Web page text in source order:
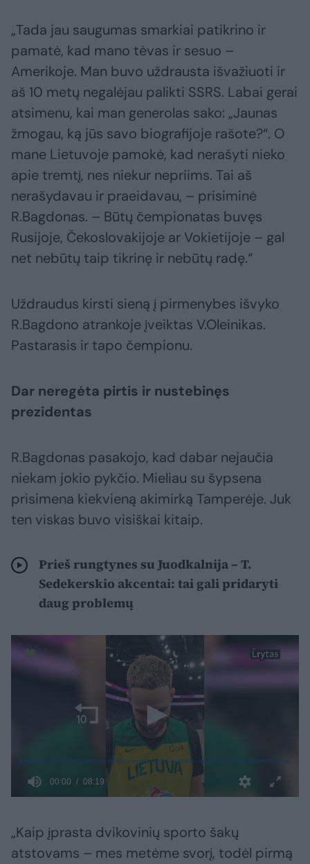
„Tada jau saugumas smarkiai patikrino ir
pamatė, kad mano tėvas ir sesuo –
Amerikoje. Man buvo uždrausta išvažiuoti ir
aš 10 metų negalėjau palikti SSRS. Labai gerai
atsimenu, kai man generolas sako: „Jaunas
žmogau, ką jūs savo biografijoje rašote?“. O
mane Lietuvoje pamokė, kad nerašyti nieko
apie tremtį, nes niekur nepriims. Tai aš
nerašydavau ir praeidavau, – prisiminė
R.Bagdonas. – Būtų čempionatas buvęs
Rusijoje, Čekoslovakijoje ar Vokietijoje – gal
net nebūtų taip tikrinę ir nebūtų radę.“
Uždraudus kirsti sieną į pirmenybes išvyko
R.Bagdono atrankoje įveiktas V.Oleinikas.
Pastarasis ir tapo čempionu.
Dar neregėta pirtis ir nustebinęs
prezidentas
R.Bagdonas pasakojo, kad dabar nejaučia
niekam jokio pykčio. Mieliau su šypsena
prisimena kiekvieną akimirką Tamperėje. Juk
ten viskas buvo visiškai kitaip.
Prieš rungtynes su Juodkalnija – T.
Sedekerskio akcentai: tai gali pridaryti
daug problemų
„Kaip įprasta dvikovinių sporto šakų
atstovams – mes metėme svorį, todėl pirmą